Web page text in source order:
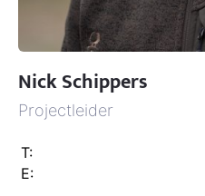
Nick Schippers
Projectleider
T:
E: